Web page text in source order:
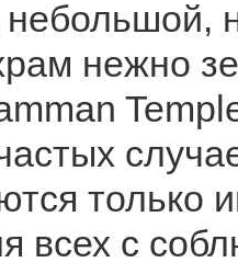
нежно
только
всех с